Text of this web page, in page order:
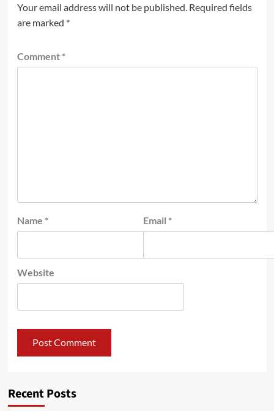
Your email address will not be published. Required fields
are marked *
Comment *
Name * Email *
Website
Recent Posts